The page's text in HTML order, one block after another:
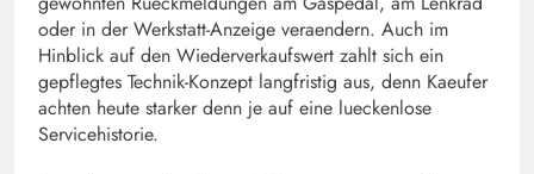
oder in der Werkstatt-Anzeige veraendern. Auch im
Hinblick auf den Wiederverkaufswert zahlt sich ein
gepflegtes Technik-Konzept langfristig aus, denn Kaeufer
achten heute starker denn je auf eine lueckenlose
Servicehistorie.